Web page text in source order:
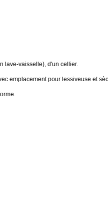
lave-vaisselle), d'un cellier.
emplacement pour lessiveuse et